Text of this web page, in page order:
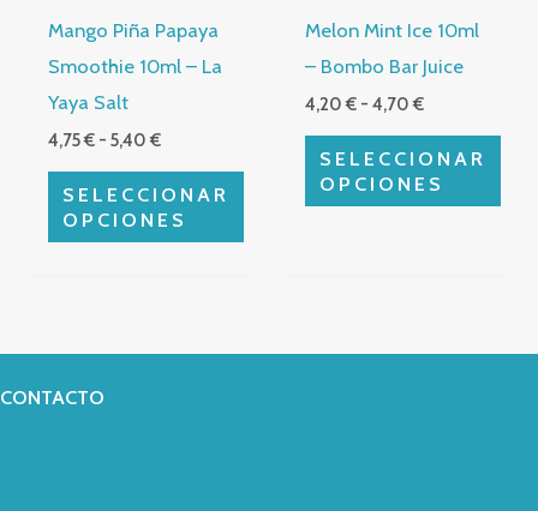
Mango Piña Papaya
Smoothie 10ml – La
Yaya Salt
4,75€ - 5,40€
SELECCIONAR
OPCIONES
pueden
elegir
en
la
página
de
Melon Mint Ice 10ml
– Bombo Bar Juice
4,20€ - 4,70€
SELECCIONAR
OPCIONES
pueden
elegir
en
página
CONTACTO